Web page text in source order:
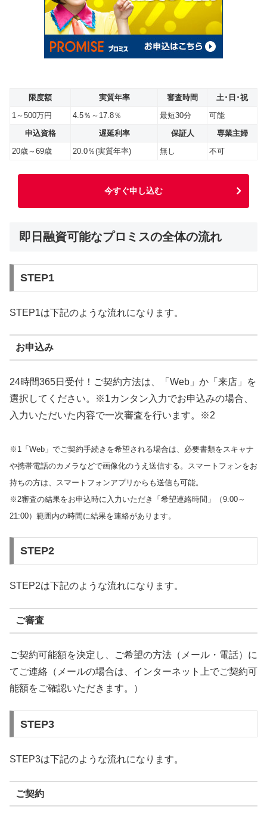
限度額 実質年率 審査時間
土･日･祝
1～500万円
4.5％～17.8％ 最短30分
可能
申込資格
遅延利率 保証人
専業主婦
20歳～69歳
20.0％(実質年率) 無し 不可
今すぐ申し込む
即日融資可能なプロミスの全体の流れ
STEP1
STEP1は下記のような流れになります。
お申込み
24時間365日受付！ご契約方法は、「Web」か「来店」を
選択してください。※1カンタン入力でお申込みの場合、
入力いただいた内容で一次審査を行います。※2
※1「Web」でご契約手続きを希望される場合は、必要書類をスキャナ
や携帯電話のカメラなどで画像化のうえ送信する。スマートフォンをお
持ちの方は、スマートフォンアプリからも送信も可能。
※2審査の結果をお申込時に入力いただき「希望連絡時間」（9:00～
21:00）範囲内の時間に結果を連絡があります。
STEP2
STEP2は下記のような流れになります。
ご審査
ご契約可能額を決定し、ご希望の方法（メール・電話）に
てご連絡（メールの場合は、インターネット上でご契約可
能額をご確認いただきます。）
STEP3
STEP3は下記のような流れになります。
ご契約